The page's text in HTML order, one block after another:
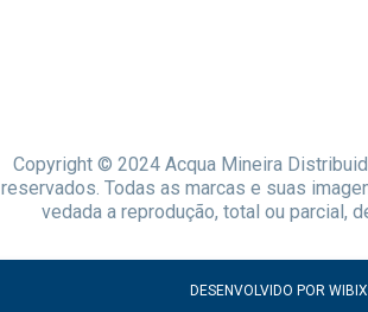
Copyright © 2024 Acqua Mineira
reservados. Todas as marcas e suas
vedada a reprodução, total ou parcial,
DESENVOLVIDO POR